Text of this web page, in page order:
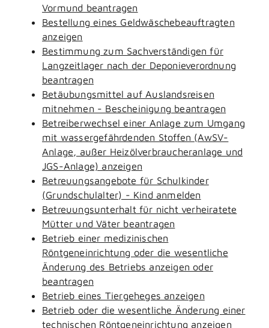
Vormund beantragen
Bestellung eines Geldwäschebeauftragten
anzeigen
Bestimmung zum Sachverständigen für
Langzeitlager nach der Deponieverordnung
beantragen
Betäubungsmittel auf Auslandsreisen
mitnehmen - Bescheinigung beantragen
Betreiberwechsel einer Anlage zum Umgang
mit wassergefährdenden Stoffen (AwSV-
Anlage, außer Heizölverbraucheranlage und
JGS-Anlage) anzeigen
Betreuungsangebote für Schulkinder
(Grundschulalter) - Kind anmelden
Betreuungsunterhalt für nicht verheiratete
Mütter und Väter beantragen
Betrieb einer medizinischen
Röntgeneinrichtung oder die wesentliche
Änderung des Betriebs anzeigen oder
beantragen
Betrieb eines Tiergeheges anzeigen
Betrieb oder die wesentliche Änderung einer
technischen Röntgeneinrichtung anzeigen